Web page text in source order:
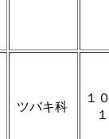
ツバキ科
１